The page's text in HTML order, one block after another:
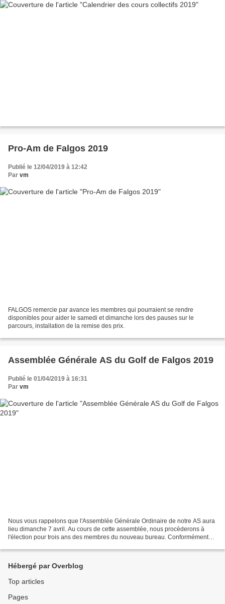
Pro-Am de Falgos 2019
Publié le 12/04/2019 à 12:42
Par vm
FALGOS remercie par avance les membres qui pourraient se rendre
disponibles pour aider le samedi et dimanche lors des pauses sur le
parcours, installation de la remise des prix.
Assemblée Générale AS du Golf de Falgos 2019
Publié le 01/04/2019 à 16:31
Par vm
Nous vous rappelons que l'Assemblée Générale Ordinaire de notre AS aura
lieu dimanche 7 avril. Au cours de cette assemblée, nous procèderons à
l'élection pour trois ans des membres du nouveau bureau. Conformément
Hébergé par Overblog
Top articles
Pages